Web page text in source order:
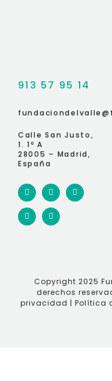
913 57 95 14
Calle San Justo,
1. 1º A
28005 – Madrid,
España
Copyright 2025
derechos
privacidad | Política